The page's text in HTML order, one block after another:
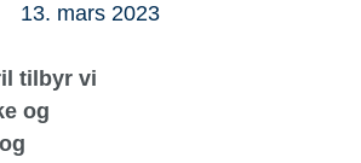
13. mars 2023
tilbyr vi
og